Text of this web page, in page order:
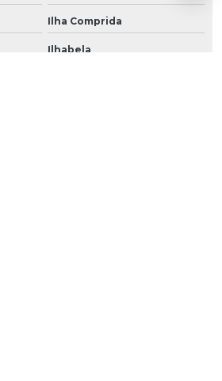
Ilha Comprida
Ilhabela